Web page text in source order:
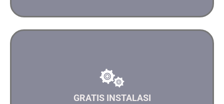
GRATIS INSTALASI
Kami akan mempertimbangkan segala aspek dalam
menginstalasi Solar System Anda